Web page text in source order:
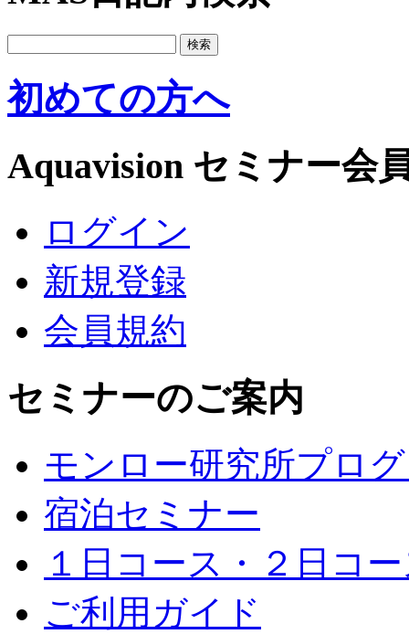
初めての方へ
Aquavision セミナー会
ログイン
新規登録
会員規約
セミナーのご案内
モンロー研究所プロ
宿泊セミナー
１日コース・２日コ
ご利用ガイド